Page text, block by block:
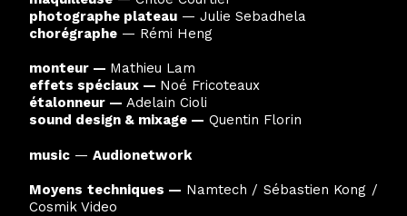
photographe plateau — Julie Sebadhela
chorégraphe — Rémi Heng
monteur — Mathieu Lam
effets spéciaux — Noé Fricoteaux
étalonneur — Adelain Cioli
sound design & mixage — Quentin Florin
music — Audionetwork
Moyens techniques — Namtech / Sébastien Kong /
Cosmik Video